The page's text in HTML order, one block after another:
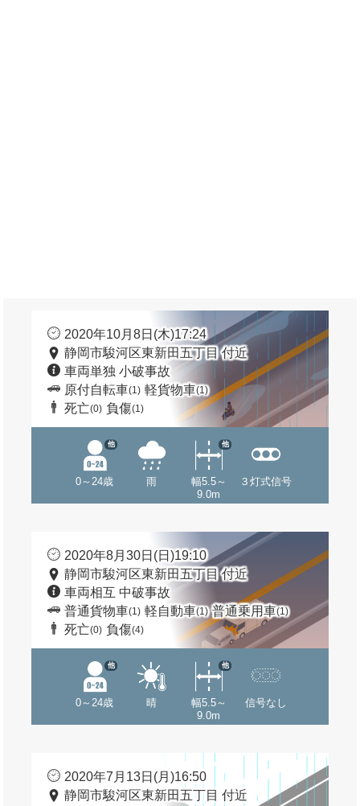
2020年10月8日(木)17:24
静岡市駿河区東新田五丁目 付近
車両単独 小破事故
原付自転車(1) 軽貨物車(1)
死亡(0) 負傷(1)
0～24歳
他
雨
幅5.5～
9.0m
他
３灯式信号
2020年8月30日(日)19:10
静岡市駿河区東新田五丁目 付近
車両相互 中破事故
普通貨物車(1) 軽自動車(1) 普通乗用車(1)
死亡(0) 負傷(4)
0～24歳
他
晴
幅5.5～
9.0m
他
信号なし
2020年7月13日(月)16:50
静岡市駿河区東新田五丁目 付近